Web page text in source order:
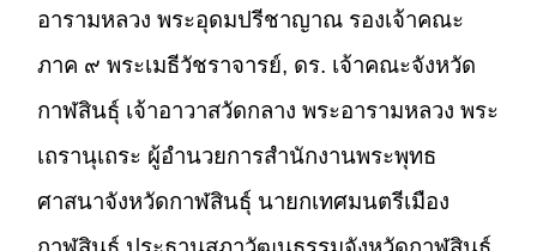
อารามหลวง พระอุดมปรีชาญาณ รองเจ้าคณะ
ภาค ๙ พระเมธีวัชราจารย์, ดร. เจ้าคณะจังหวัด
กาฬสินธุ์ เจ้าอาวาสวัดกลาง พระอารามหลวง พระ
เถรานุเถระ ผู้อำนวยการสำนักงานพระพุทธ
ศาสนาจังหวัดกาฬสินธุ์ นายกเทศมนตรีเมือง